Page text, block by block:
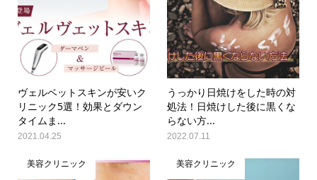
ヴェルベットスキンが安いク
リニック5選！効果とダウン
タイムま...
2021.04.25
うっかり日焼けをした時の対
処法！日焼けした後に黒くな
らない方...
2022.07.11
美容クリニック 美容クリニック